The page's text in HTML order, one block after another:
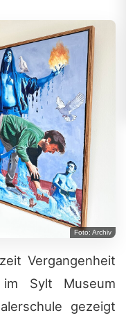
Foto: Archiv
Vergangenheit
Sylt Museum
gezeigt